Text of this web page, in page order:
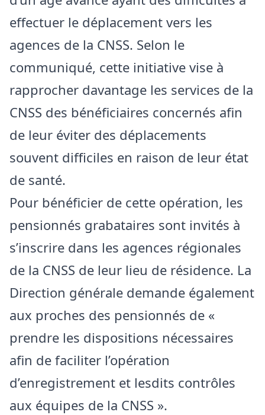
effectuer le déplacement vers les
agences de la CNSS. Selon le
communiqué, cette initiative vise à
rapprocher davantage les services de la
CNSS des bénéficiaires concernés afin
de leur éviter des déplacements
souvent difficiles en raison de leur état
de santé.
Pour bénéficier de cette opération, les
pensionnés grabataires sont invités à
s’inscrire dans les agences régionales
de la CNSS de leur lieu de résidence. La
Direction générale demande également
aux proches des pensionnés de «
prendre les dispositions nécessaires
afin de faciliter l’opération
d’enregistrement et lesdits contrôles
aux équipes de la CNSS ».